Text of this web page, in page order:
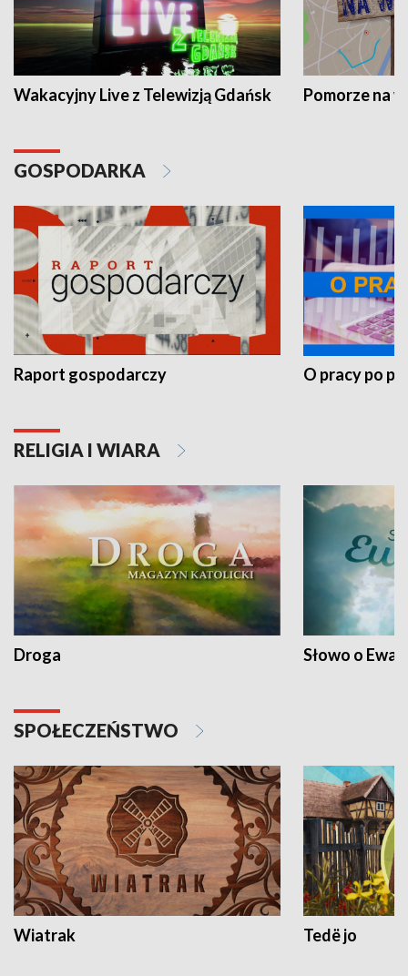
Wakacyjny Live z Telewizją Gdańsk Pomorze na
GOSPODARKA
Raport gospodarczy O pracy po
RELIGIA I WIARA
Droga Słowo o
SPOŁECZEŃSTWO
Wiatrak Tedë jo